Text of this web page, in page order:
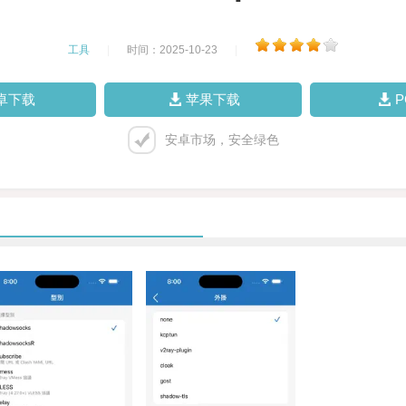
工具 时间：2025-10-23
下载 苹果下载
安卓市场，安全绿色